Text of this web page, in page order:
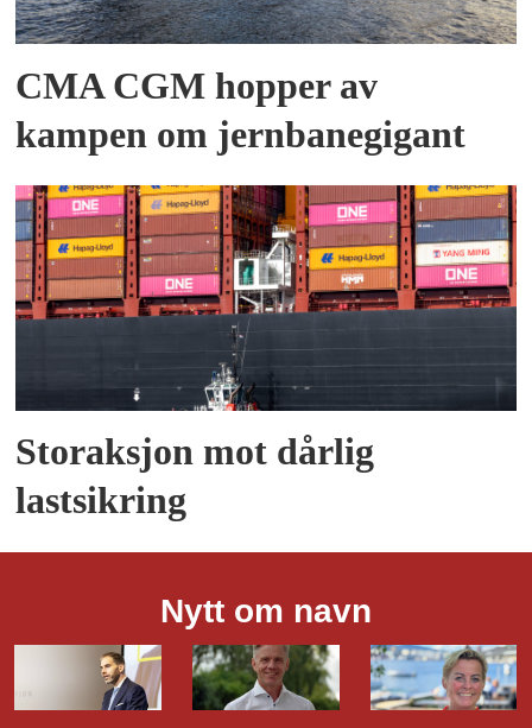
CMA CGM hopper av
kampen om jernbanegigant
Storaksjon mot dårlig
lastsikring
Nytt om navn